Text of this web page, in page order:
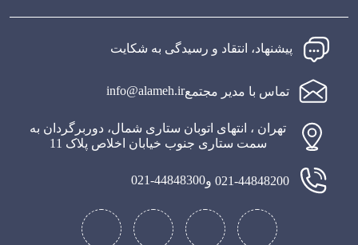
پیشنهاد، انتقاد و رسیدگی به شکایت
تماس با مدیر مجتمعinfo@alameh.ir
تهران ، انتهای اتوبان ستاری شمال، دوربرگردان به
سمت ستاری جنوب خیابان اخلاص پلاک 11
021-44848200 و 021-44848300